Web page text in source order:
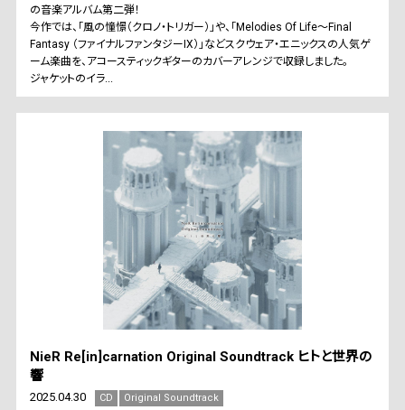
の音楽アルバム第二弾！
今作では、「風の憧憬（クロノ・トリガー）」や、「Melodies Of Life～Final
Fantasy （ファイナルファンタジーIX）」などスクウェア・エニックスの人気ゲ
ーム楽曲を、アコースティックギターのカバーアレンジで収録しました。
ジャケットのイラ...
NieR Re[in]carnation Original Soundtrack ヒトと世界の
響
2025.04.30 CD Original Soundtrack